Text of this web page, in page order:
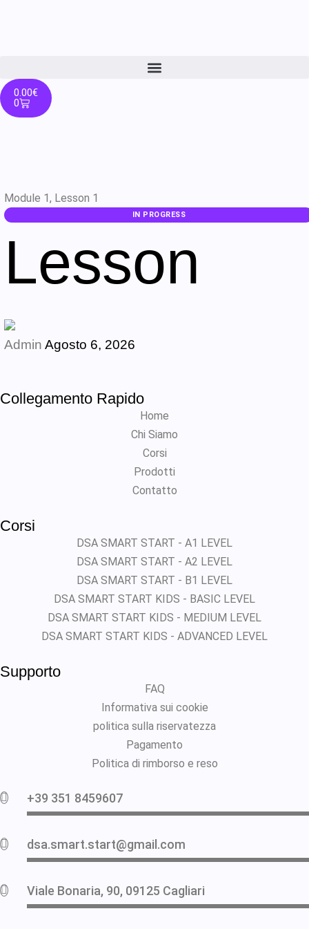
0.00€
0
Module 1, Lesson 1
IN PROGRESS
Lesson
AdminAgosto 6, 2026
Collegamento Rapido
Home
Chi Siamo
Corsi
Prodotti
Contatto
Corsi
DSA SMART START - A1 LEVEL
DSA SMART START - A2 LEVEL
DSA SMART START - B1 LEVEL
DSA SMART START KIDS - BASIC LEVEL
DSA SMART START KIDS - MEDIUM LEVEL
DSA SMART START KIDS - ADVANCED LEVEL
Supporto
FAQ
Informativa sui cookie
politica sulla riservatezza
Pagamento
Politica di rimborso e reso
+39 351 8459607
dsa.smart.start@gmail.com
Viale Bonaria, 90, 09125 Cagliari